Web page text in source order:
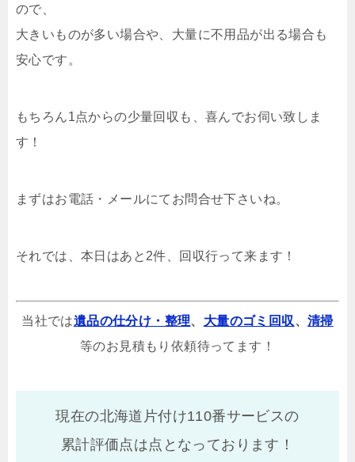
ので、
大きいものが多い場合や、大量に不用品が出る場合も
安心です。
もちろん1点からの少量回収も、喜んでお伺い致しま
す！
まずはお電話・メールにてお問合せ下さいね。
それでは、本日はあと2件、回収行って来ます！
当社では遺品の仕分け・整理、 大量のゴミ回収、清掃
等のお見積もり依頼待ってます！
現在の北海道片付け110番サービスの
累計評価点は点となっております！